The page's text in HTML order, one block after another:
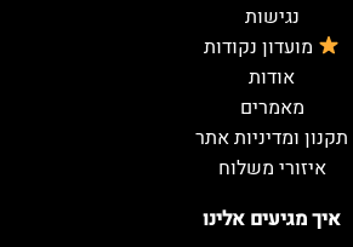
איך מגיעים אלינו
נגישות
מועדון נקודות
אודות
מאמרים
תקנון ומדיניות אתר
איזורי משלוח